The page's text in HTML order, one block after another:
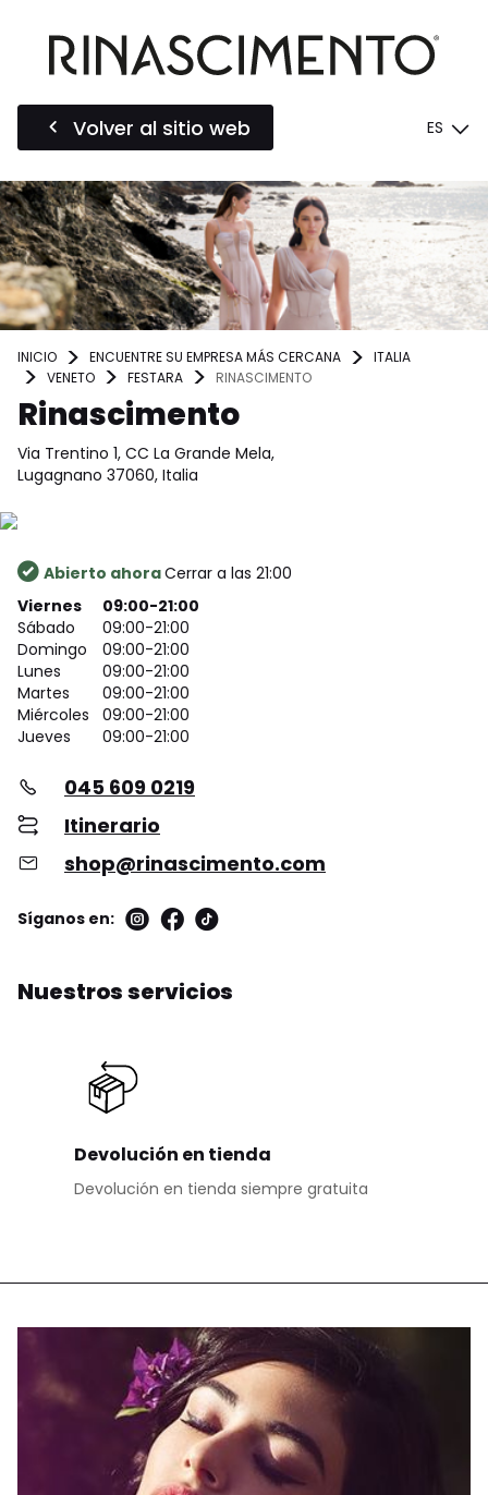
Volver al sitio web ES
INICIO ENCUENTRE SU EMPRESA MÁS CERCANA
ITALIA
VENETO
FESTARA RINASCIMENTO
Rinascimento
Via Trentino 1, CC La Grande Mela,
Lugagnano 37060, Italia
Abierto ahoraCerrar a las 21:00
Viernes
09:00-21:00
Sábado
09:00-21:00
Domingo
09:00-21:00
Lunes
09:00-21:00
Martes
09:00-21:00
Miércoles
09:00-21:00
Jueves
09:00-21:00
045 609 0219
Itinerario
shop@rinascimento.com
Síganos en:
Nuestros servicios
Devolución en tienda
Devolución en tienda siempre gratuita